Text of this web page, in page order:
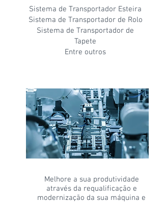
Sistema de Transportador Esteira
Sistema de Transportador de Rolo
Sistema de Transportador de
Tapete
Entre outros
Melhore a sua produtividade
através da requalificação e
modernização da sua máquina e